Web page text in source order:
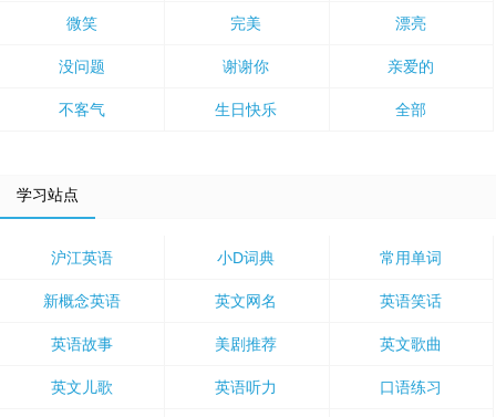
微笑 完美 漂亮
没问题 谢谢你 亲爱的
不客气 生日快乐 全部
学习站点
沪江英语 小D词典 常用单词
新概念英语 英文网名 英语笑话
英语故事 美剧推荐 英文歌曲
英文儿歌 英语听力 口语练习